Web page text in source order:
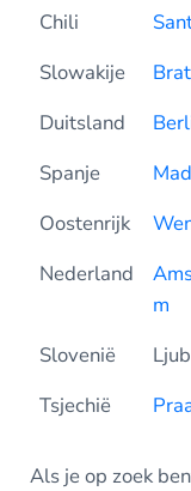
Chili
Slowakije
Duitsland
Spanje
Oostenrijk
Nederland
m
Slovenië
Tsjechië
Als je op zoek